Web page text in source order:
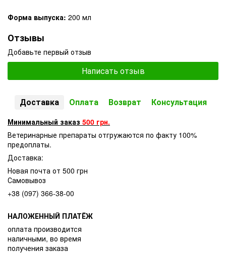
Форма выпуска: 200 мл
Отзывы
Добавьте первый отзыв
Написать отзыв
Доставка Оплата Возврат Консультация
Минимальный заказ 500 грн.
Ветеринарные препараты отгружаются по факту 100%
предоплаты.
Доставка:
Новая почта от 500 грн
Самовывоз
+38 (097) 366-38-00
НАЛОЖЕННЫЙ ПЛАТЁЖ
оплата производится
наличными, во время
получения заказа